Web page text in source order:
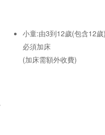
小童:由3到12歲(包含12
必須加床
(加床需額外收費)